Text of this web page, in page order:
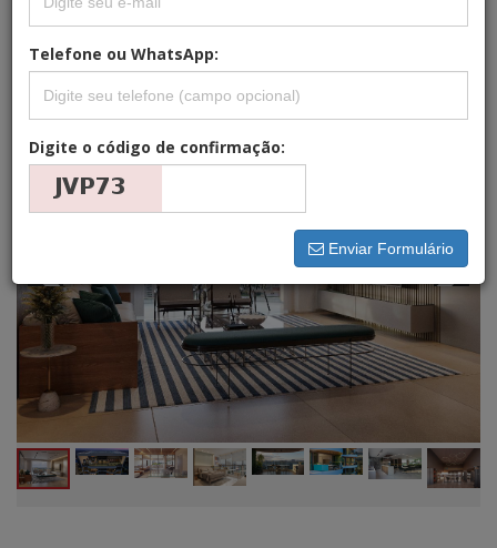
APARTAMENTO À VENDA EM
MONTEIRO COM 141M²!
Telefone ou WhatsApp:
Digite o código de confirmação:
Enviar Formulário